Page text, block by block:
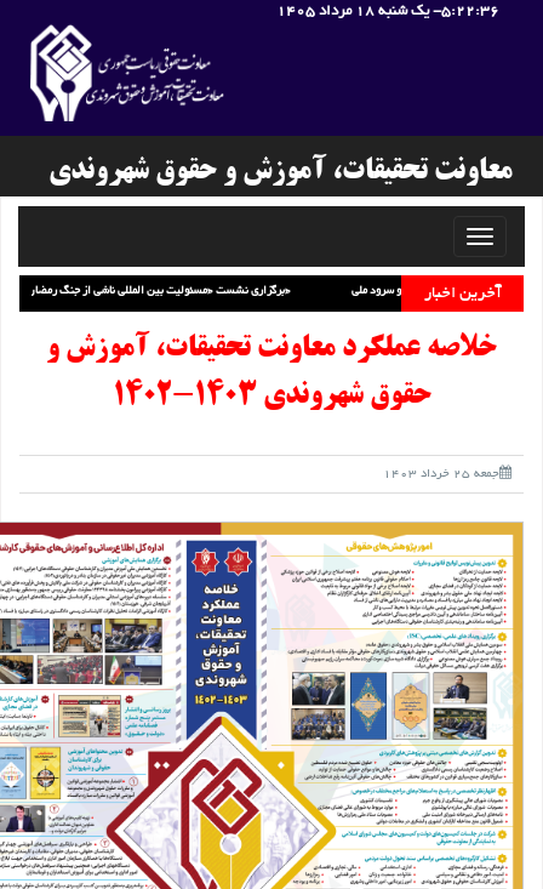
5:22:37- یک شنبه 18 مرداد 1405
معاونت تحقیقات، آموزش و حقوق شهروندی
Toggle
آخرین اخبار برگزاری نشست «مسئولیت بین المللی ناشی از جنگ رمضان» تصویب آیین‌نامه نحوه استفاده از پرچم رسمی و سرود ملی
خلاصه عملکرد معاونت تحقیقات، آموزش و
حقوق شهروندی 1403-1402
جمعه 25 خرداد 1403